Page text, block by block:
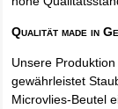
Qualität made in
Unsere
gewährleistet
Microvlies-Beutel